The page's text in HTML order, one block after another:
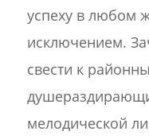
успеху в любом
исключением.
свести к
мелодической